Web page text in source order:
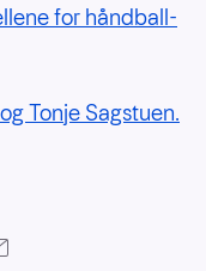
for håndball-
Tonje Sagstuen.